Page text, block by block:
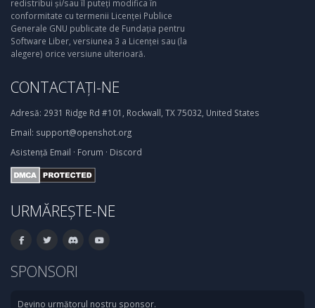
redistribui și/sau îl puteți modifica în
conformitate cu termenii Licenței Publice
Generale GNU publicate de Fundația pentru
Software Liber, versiunea 3 a Licenței sau (la
alegere) orice versiune ulterioară.
CONTACTAȚI-NE
Adresă: 2931 Ridge Rd #101, Rockwall, TX 75032, United States
Email: support@openshot.org
Asistență Email · Forum · Discord
URMĂREȘTE-NE
SPONSORI
Devino următorul nostru sponsor.